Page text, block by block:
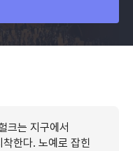
크는 지구에서
한다. 노예로 잡힌